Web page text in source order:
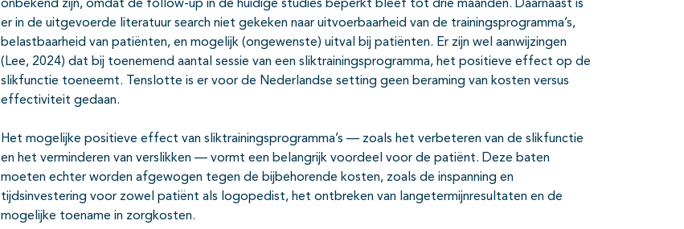
onbekend zijn, omdat de follow-up in de huidige studies beperkt bleef tot drie maanden. Daarnaast is
er in de uitgevoerde literatuur search niet gekeken naar uitvoerbaarheid van de trainingsprogramma’s,
belastbaarheid van patiënten, en mogelijk (ongewenste) uitval bij patiënten. Er zijn wel aanwijzingen
(Lee, 2024) dat bij toenemend aantal sessie van een sliktrainingsprogramma, het positieve effect op de
slikfunctie toeneemt. Tenslotte is er voor de Nederlandse setting geen beraming van kosten versus
effectiviteit gedaan.
Het mogelijke positieve effect van sliktrainingsprogramma’s — zoals het verbeteren van de slikfunctie
en het verminderen van verslikken — vormt een belangrijk voordeel voor de patiënt. Deze baten
moeten echter worden afgewogen tegen de bijbehorende kosten, zoals de inspanning en
tijdsinvestering voor zowel patiënt als logopedist, het ontbreken van langetermijnresultaten en de
mogelijke toename in zorgkosten.